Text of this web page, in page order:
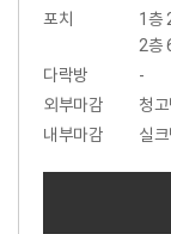
포치
1층
2층
다락방
-
외부마감
청
내부마감
실